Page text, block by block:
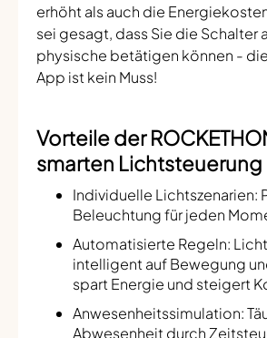
erhöht als auch die
sei gesagt, dass Sie die Schalter
physische betätigen können -
App ist kein Muss!
Vorteile der
smarten Lichtsteuerung
Individuelle Lichtszenarien:
Beleuchtung für jeden
Automatisierte Regeln:
intelligent auf Bewegung
spart Energie und steigert
Anwesenheitssimulation:
Abwesenheit durch